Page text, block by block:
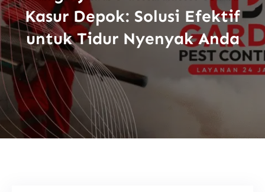
Kasur Depok: Solusi Efektif
untuk Tidur Nyenyak Anda